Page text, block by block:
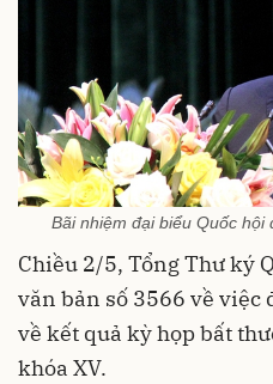
Bãi nhiệm đại biểu Quốc hội
Chiều 2/5, Tổng Thư ký
văn bản số 3566 về việc
về kết quả kỳ họp bất
khóa XV.